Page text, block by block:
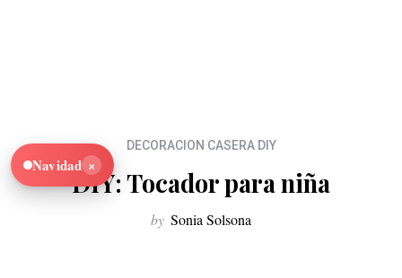
DECORACION CASERA DIY
DIY: Tocador para niña
by Sonia Solsona
Navidad ×